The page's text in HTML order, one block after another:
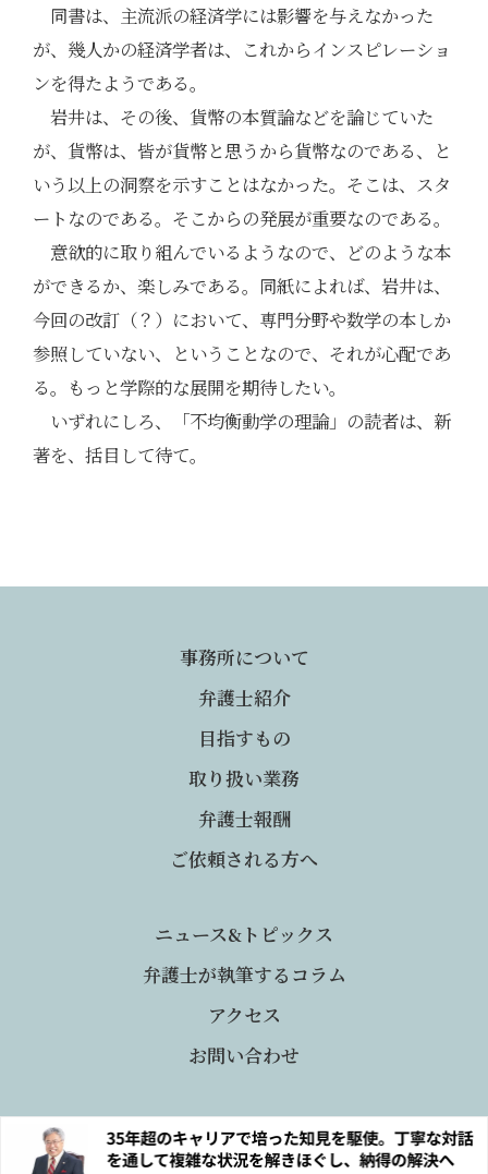
同書は、主流派の経済学には影響を与えなかった
が、幾人かの経済学者は、これからインスピレーショ
ンを得たようである。
岩井は、その後、貨幣の本質論などを論じていた
が、貨幣は、皆が貨幣と思うから貨幣なのである、と
いう以上の洞察を示すことはなかった。そこは、スタ
ートなのである。そこからの発展が重要なのである。
意欲的に取り組んでいるようなので、どのような本
ができるか、楽しみである。同紙によれば、岩井は、
今回の改訂（？）において、専門分野や数学の本しか
参照していない、ということなので、それが心配であ
る。もっと学際的な展開を期待したい。
いずれにしろ、「不均衡動学の理論」の読者は、新
著を、括目して待て。
事務所について
弁護士紹介
目指すもの
取り扱い業務
弁護士報酬
ご依頼される方へ
ニュース&トピックス
弁護士が執筆するコラム
アクセス
お問い合わせ